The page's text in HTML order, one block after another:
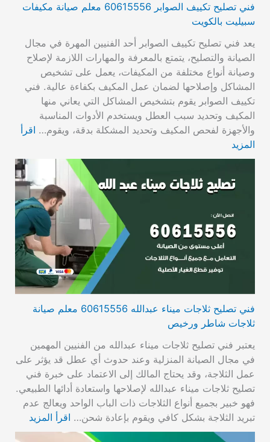
فني تصليح تكييف الصوابر 60615556 معلم صيانة مكيفات
سبيليت بالكويت
يعد فني تصليح تكييف الصوابر أحد الفنيين المهرة في مجال
الصيانة والتصليح، يتمتع بالمعرفة والمهارات اللازمة لإصلاح
وصيانة أنواع مختلفة من المكيفات، يعمل على تشخيص
المشاكل وإصلاحها لضمان عمل المكيف بكفاءة عالية. فني
تكييف الصوابر يقوم بتشخيص المشاكل التي يعاني منها
المكيف وتحديد سبب العطل ويستخدم الأدوات المناسبة
والأجهزة لفحص المكيف وتحديد المشكلة بدقة، ويقوم… اقرأ
المزيد
فني تصليح ثلاجات ميناء عبدالله 60615556 معلم صيانة
ثلاجات شاطر ورخيص
يعتبر فني تصليح ثلاجات ميناء عبدالله من الفنيين المهمين
في مجال الصيانة المنزلية وعند حدوث أي عطل قد يؤثر على
عمل الثلاجة، وقد يحتاج المالك إلى الاعتماد على خبرة فني
تصليح ثلاجات ميناء عبدالله لإصلاحها واستعادة أدائها الطبيعي.
فهو خبير بجميع أنواع الثلاجات ذات الباب الواحد ويعالج عدم
تبريد الثلاجة بشكل كافي ويقوم بإعادة شحن… اقرأ المزيد